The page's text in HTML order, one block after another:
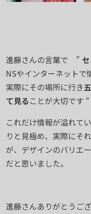
進藤さんの言葉で ”
NSやインターネットで
実際にその場所に行き
て見る ことが大切です
これだけ情報が溢れて
りと見極め、実際にそ
が、デザインのバリエ
だと思いました。
進藤さんありがとうご